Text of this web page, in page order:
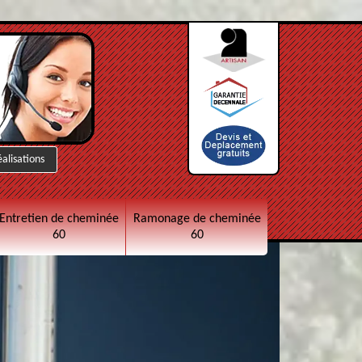
de cheminée
60
Ramonage de cheminée
60